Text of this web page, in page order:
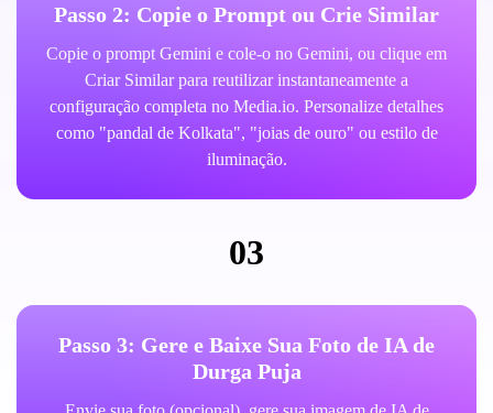
Passo 2: Copie o Prompt ou Crie Similar
Copie o prompt Gemini e cole-o no Gemini, ou clique em
Criar Similar para reutilizar instantaneamente a
configuração completa no Media.io. Personalize detalhes
como "pandal de Kolkata", "joias de ouro" ou estilo de
iluminação.
03
Passo 3: Gere e Baixe Sua Foto de IA de
Durga Puja